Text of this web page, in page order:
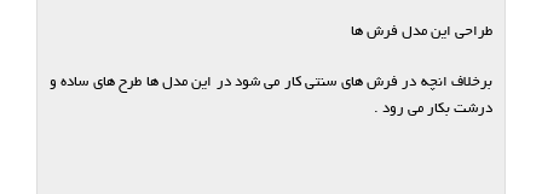
طراحی این مدل فرش ها
برخلاف انچه در فرش های سنتی کار می شود در این مدل ها طرح های ساده و
درشت بکار می رود .